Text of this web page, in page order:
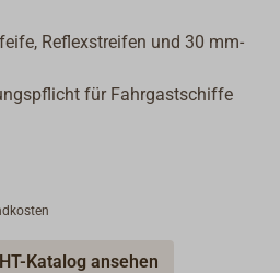
Reflexstreifen und 30 mm-
für Fahrgastschiffe
Katalog ansehen